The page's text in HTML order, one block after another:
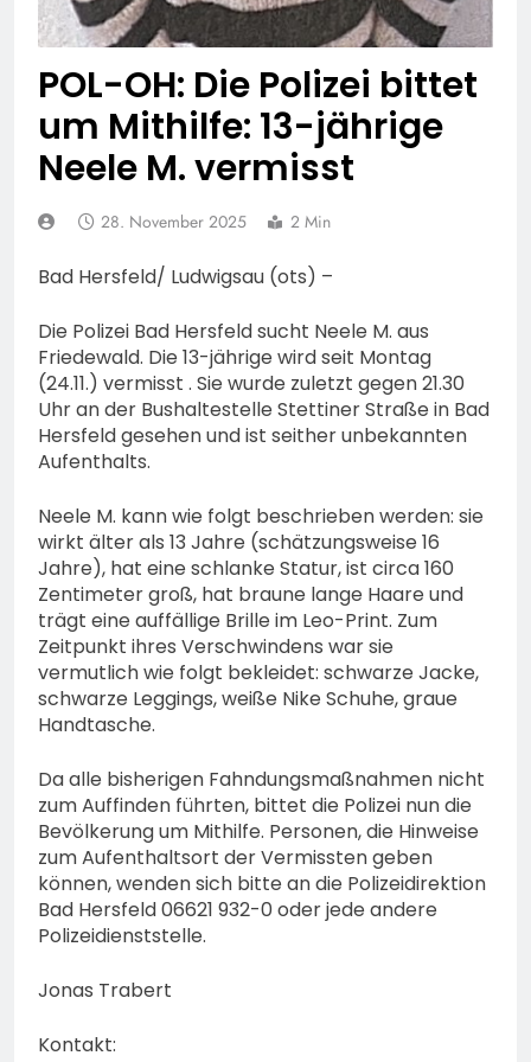
74-jähriger Claus-Peter
H. weiterhin vermisst –
Erneute Veröffentlichung
eines Fotos
6. August 2026
POL-OH: Die Polizei bittet
um Mithilfe: 13-jährige
Neele M. vermisst
28. November 2025 2 Min
Bad Hersfeld/ Ludwigsau (ots) –
Die Polizei Bad Hersfeld sucht Neele M. aus
Friedewald. Die 13-jährige wird seit Montag
(24.11.) vermisst . Sie wurde zuletzt gegen 21.30
Uhr an der Bushaltestelle Stettiner Straße in Bad
Hersfeld gesehen und ist seither unbekannten
Aufenthalts.
Neele M. kann wie folgt beschrieben werden: sie
wirkt älter als 13 Jahre (schätzungsweise 16
Jahre), hat eine schlanke Statur, ist circa 160
Zentimeter groß, hat braune lange Haare und
trägt eine auffällige Brille im Leo-Print. Zum
Zeitpunkt ihres Verschwindens war sie
vermutlich wie folgt bekleidet: schwarze Jacke,
schwarze Leggings, weiße Nike Schuhe, graue
Handtasche.
Da alle bisherigen Fahndungsmaßnahmen nicht
zum Auffinden führten, bittet die Polizei nun die
Bevölkerung um Mithilfe. Personen, die Hinweise
zum Aufenthaltsort der Vermissten geben
können, wenden sich bitte an die Polizeidirektion
Bad Hersfeld 06621 932-0 oder jede andere
Polizeidienststelle.
Jonas Trabert
Kontakt: